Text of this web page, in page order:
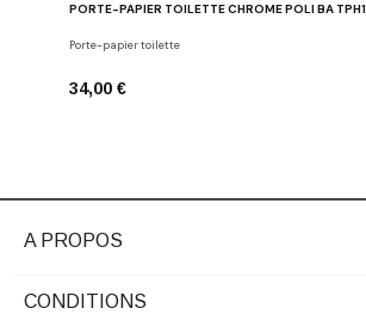
PORTE-PAPIER TOILETTE CHROME POLI BA TPH1
Porte-papier toilette
34,00 €
A PROPOS
CONDITIONS